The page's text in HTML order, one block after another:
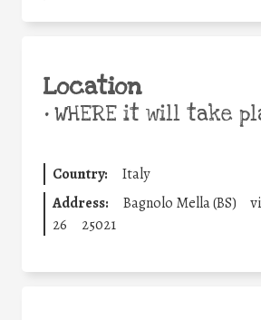
Location
•WHERE it will take
Country:
Italy
Address:
Bagnolo Mella (BS)
26
25021